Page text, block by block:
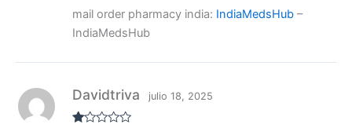
do con
3
de 5
mail order pharmacy india: IndiaMedsHub–
IndiaMedsHub
Davidtriva julio 18, 2025